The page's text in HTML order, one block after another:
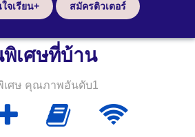
จเรียน+ สมัครติวเตอร์
พิเศษที่บ้าน
เศษ คุณภาพอันดับ1